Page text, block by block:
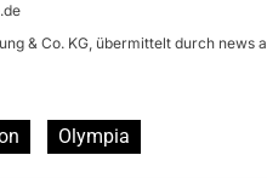
& Co. KG, übermittelt durch news
Olympia